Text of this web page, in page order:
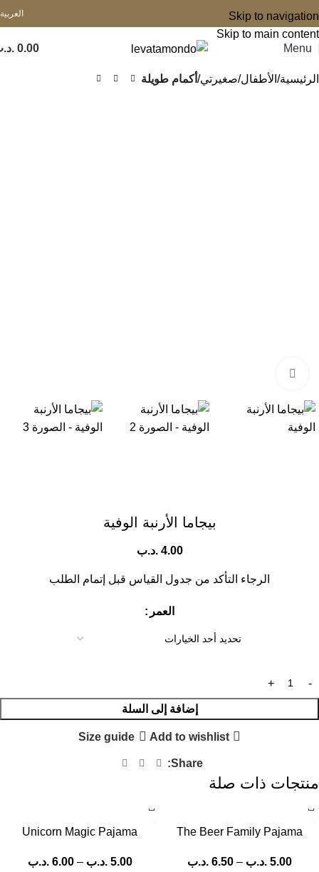
Skip to navigation
Skip to main content
العربية
Menu
0.00
الرئيسية الأطفال صغيرتي أكمام طويلة
بيجاما الأرنبة الوفية
4.00 .د.ب
الرجاء التأكد من جدول القياس قبل إتمام الطلب
العمر
إضافة إلى السلة
Add to wishlist
Size guide
Share:
منتجات ذات صلة
The Beer Family Pajama
5.00 .د.ب –
6.50 .د.ب
Unicorn Magic Pajama
5.00 .د.ب –
6.00 .د.ب